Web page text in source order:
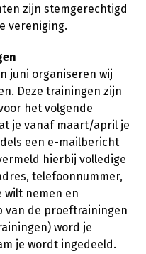
zijn stemgerechtigd
vereniging.
juni organiseren wij
Deze trainingen zijn
het volgende
je vanaf maart/april je
een e-mailbericht
hierbij volledige
telefoonnummer,
wilt nemen en
van de proeftrainingen
word je
je wordt ingedeeld.